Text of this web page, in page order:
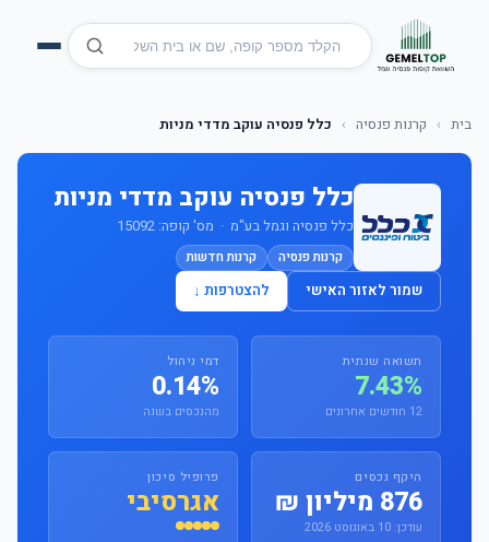
בית › קרנות פנסיה › כלל פנסיה עוקב מדדי מניות
כלל פנסיה עוקב מדדי מניות
כלל פנסיה וגמל בע"מ · מס' קופה: 15092
קרנות פנסיה קרנות חדשות
שמור לאזור האישי להצטרפות ↓
תשואה שנתית
7.43%
12 חודשים אחרונים
דמי ניהול
0.14%
מהנכסים בשנה
היקף נכסים
876 מיליון ₪
עודכן: 10 באוגוסט 2026
פרופיל סיכון
אגרסיבי